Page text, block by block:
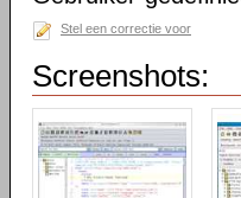
Stel een correctie voor
Screenshots: